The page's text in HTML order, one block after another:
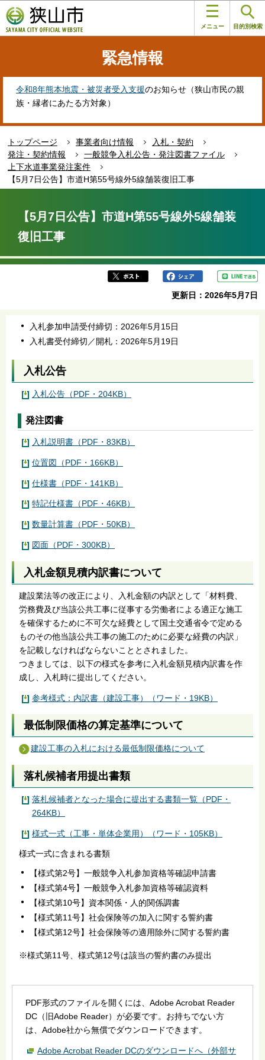
の
ペ
す
メニュー 目的別検索
緊急情報
令和8年熊本地震・被災者受入支援のお知らせ（狭山市民の親
族・縁者にあたる方対象）
トップページ 事業者向け情報
入札・契約
発注・契約情報
一般競争入札公告・発注図書ファイル
上下水道事業発注案件
【5月7日公告】市道H第55号線外5線舗装復旧工事
ら
【5月7日公告】市道H第55号線外5線舗装
復旧工事
更新日：2026年5月7日
入札参加申請受付締切：2026年5月15日
入札書受付締切／開札：2026年5月19日
入札公告
入札公告（PDF・204KB）
発注図書
入札説明書（PDF・83KB）
位置図（PDF・166KB）
仕様書（PDF・141KB）
特記仕様書（PDF・46KB）
数量計算書（PDF・50KB）
図面（PDF・300KB）
入札金額見積内訳書について
建設業法等の改正により、入札金額の内訳として「材料費、
労務費及び当該公共工事に従事する労働者による適正な施工
を確保するために不可欠な経費として国土交通省令で定める
ものその他当該公共工事の施工のために必要な経費の内訳」
を記載しなければならないこととされました。
つきましては、以下の様式を参考に入札金額見積内訳書を作
成し、入札時に提出してください。
参考様式：内訳書（建設工事）（ワード・19KB）
最低制限価格の算定基準について
建設工事の入札における最低制限価格について
落札候補者用提出書類
落札候補者となった場合に提出する書類一覧（PDF・
264KB）
様式一式（工事・単体企業用）（ワード・105KB）
様式一式に含まれる書類
【様式第2号】一般競争入札参加資格等確認申請書
【様式第4号】一般競争入札参加資格等確認資料
【様式第10号】資本関係・人的関係調書
【様式第11号】社会保険等の加入に関する誓約書
【様式第12号】社会保険等の適用除外に関する誓約書
※様式第11号、様式第12号は該当の誓約書のみ提出
PDF形式のファイルを開くには、Adobe Acrobat Reader
DC（旧Adobe Reader）が必要です。お持ちでない方
は、Adobe社から無償でダウンロードできます。
Adobe Acrobat Reader DCのダウンロードへ（外部サ